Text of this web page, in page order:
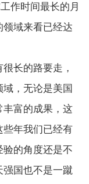
作时间最长的月
域来看已经达
长的路要走，
，无论是美国
丰富的成果，这
些年我们已经有
的角度还是不
强国也不是一蹴